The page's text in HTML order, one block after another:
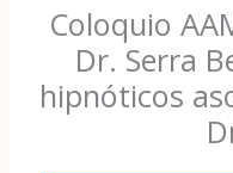
Coloquio
Dr. Serra
hipnóticos